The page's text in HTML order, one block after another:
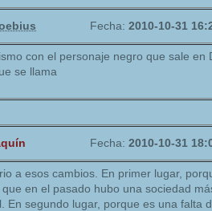
Fecha: 2010-10-31
con el personaje negro que sale en
se llama
Fecha: 2010-10-31
a esos cambios. En primer lugar,
en el pasado hubo una sociedad
En segundo lugar, porque es una falta